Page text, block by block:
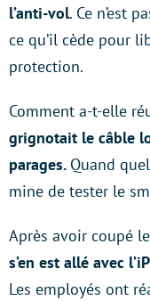
l’anti-vol. Ce n’est
ce qu’il cède pour
protection.
Comment a-t-elle
grignotait le câble
parages. Quand
mine de tester le
Après avoir coupé
s’en est allé avec
Les employés ont